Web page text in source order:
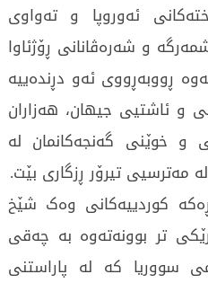
ئەوروپا و تەواوی
و شەرەڤانانی ڕۆژئاوا
ڕووبەڕووی ئەو دڕندەییە
و ئاشتیی جیهان، هەزاران
و خوێنی گەنجەکانمان لە
مەترسیی تیرۆر ڕزگاری بێت.
کوردییەکانی وەک شێخ
تر بوونەتەوە بە چەقی
سووریا کە لە پاراستنی